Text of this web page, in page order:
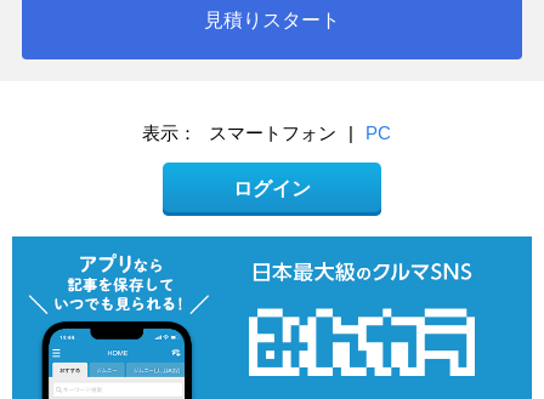
見積りスタート
表示： スマートフォン | PC
ログイン